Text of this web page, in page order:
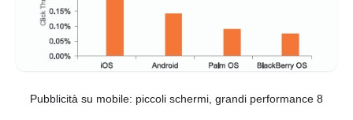
Pubblicità su mobile: piccoli schermi, grandi performance 8